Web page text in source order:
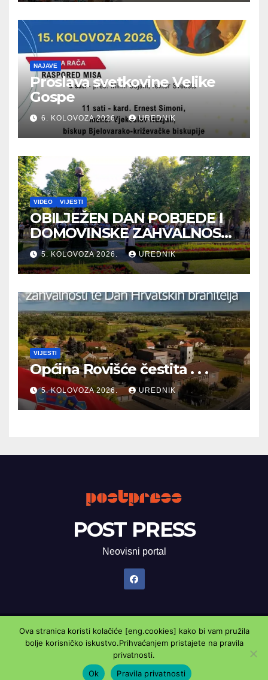
NAJAVE
Proslava svetkovine Velike
Gospe
6. KOLOVOZA 2026. UREDNIK
VIDEO VIJESTI
OBILJEŽEN DAN POBJEDE I
DOMOVINSKE ZAHVALNOSTI
TE DAN HRVATSKIH
BRANITELJA
5. KOLOVOZA 2026. UREDNIK
VIJESTI
Općina Rovišće čestita . . .
5. KOLOVOZA 2026. UREDNIK
POST PRESS
Neovisni portal
Proudly powered by WordPress| Theme: Newsup byThemeansar.
Marketing oglasnik Kontaktirajte nasPravila privatnosti
Ova stranica koristi kolačiće [eng.cookies] kako bi vam pružila
bolje korisničko iskustvo.Prihvaćanjem pristajete na pravila
privatnosti.
Ok
Pravila privatnosti